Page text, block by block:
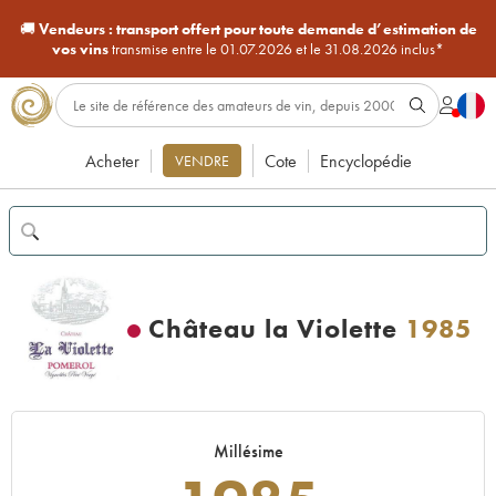
🚚Vendeurs : transport offert pour toute demande d’estimation de
vos vinstransmise entre le 01.07.2026 et le 31.08.2026 inclus*
Acheter VENDRE Cote Encyclopédie
Château la Violette 1985
Millésime